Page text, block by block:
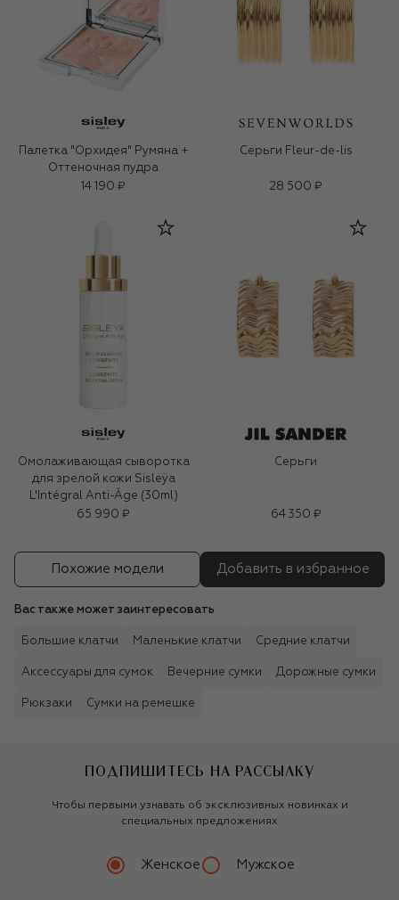
Палетка "Орхидея" Румяна +
Оттеночная пудра
14 190 ₽
Серьги Fleur-de-lis
28 500 ₽
Омолаживающая сыворотка
для зрелой кожи Sisleÿa
L'Intégral Anti-Âge (30ml)
65 990 ₽
Серьги
64 350 ₽
Похожие модели Добавить в избранное
Вас также может заинтересовать
Большие клатчи Маленькие клатчи Средние клатчи
Аксессуары для сумок Вечерние сумки Дорожные сумки
Рюкзаки Сумки на ремешке
ПОДПИШИТЕСЬ НА РАССЫЛКУ
Чтобы первыми узнавать об эксклюзивных новинках и
специальных предложениях
Женское Мужское